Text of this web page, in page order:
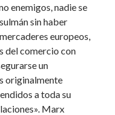
enemigos, nadie se
sin haber
europeos,
del comercio con
un
originalmente
a toda su
Marx